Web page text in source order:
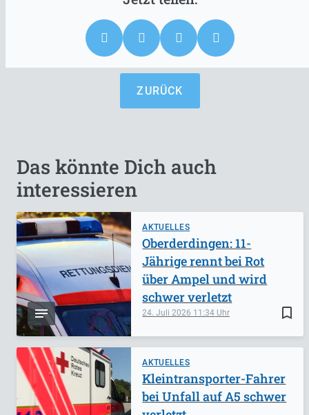
ZURÜCK
Das könnte Dich auch
interessieren
AKTUELLES
bookmark_border
24. Juli 2026 11:34
Oberderdingen: 11-
Jährige rennt bei Rot
über Ampel und wird
schwer verletzt
AKTUELLES
Kleintransporter-Fahrer
bei Unfall auf A5 schwer